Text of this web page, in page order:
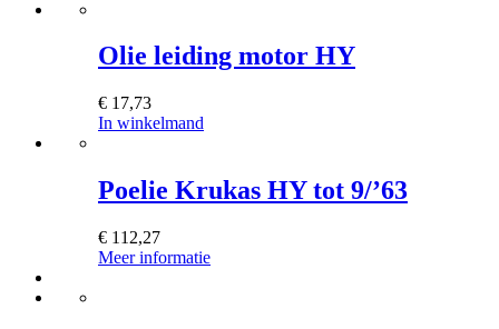
Olie leiding motor HY
€ 17,73
In winkelmand
Poelie Krukas HY tot 9/’63
€ 112,27
Meer informatie